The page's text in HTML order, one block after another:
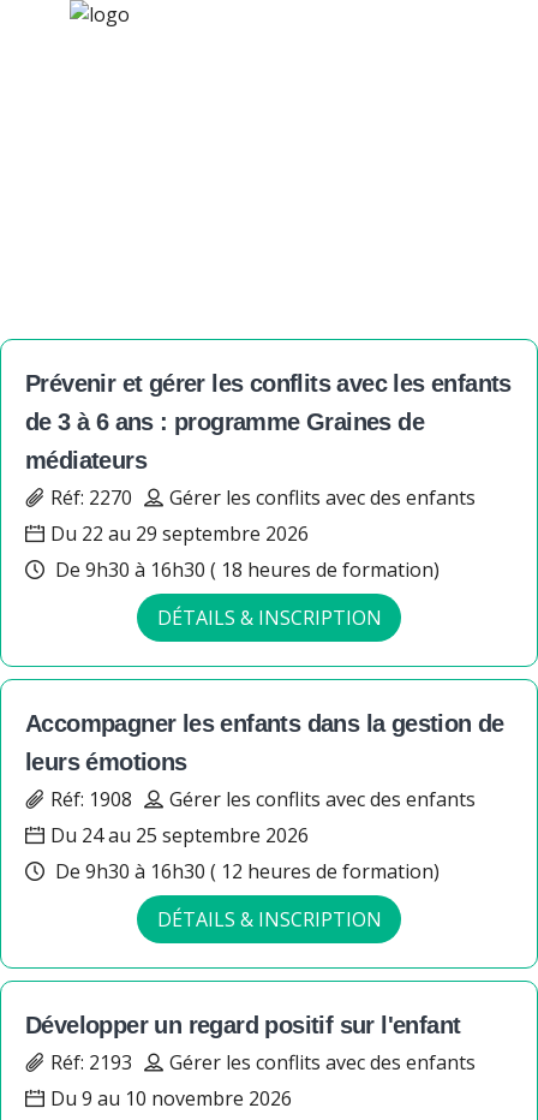
Prévenir et gérer les conflits avec les enfants
de 3 à 6 ans : programme Graines de
médiateurs
Réf: 2270
Gérer les conflits avec des enfants
Du 22 au 29 septembre 2026
De 9h30 à 16h30 ( 18 heures de formation)
DÉTAILS & INSCRIPTION
Accompagner les enfants dans la gestion de
leurs émotions
Réf: 1908
Gérer les conflits avec des enfants
Du 24 au 25 septembre 2026
De 9h30 à 16h30 ( 12 heures de formation)
DÉTAILS & INSCRIPTION
Développer un regard positif sur l'enfant
Réf: 2193
Gérer les conflits avec des enfants
Du 9 au 10 novembre 2026